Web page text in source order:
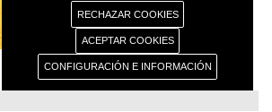
RECHAZAR COOKIES
ACEPTAR COOKIES
CONFIGURACIÓN E INFORMACIÓN